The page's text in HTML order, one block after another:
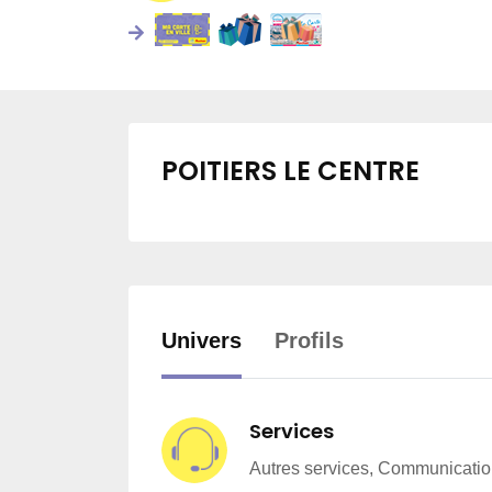
POITIERS LE CENTRE
Univers Profils
Services
Autres services,